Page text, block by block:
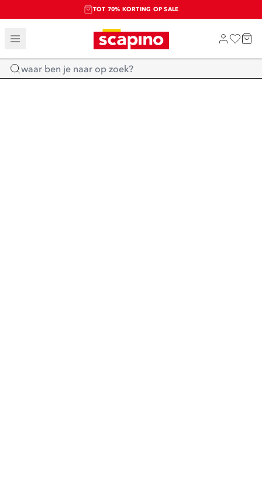
TOT 70% KORTING OP SALE
SALE: LAATSTE KANS!
SHOP NIEUW
Home